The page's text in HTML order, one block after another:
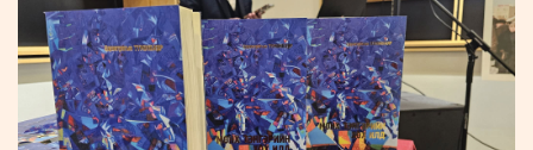
Бүртгүүлэх
Нэвтрэх
Бизнес
хөгжил
Leaderships
forum
ФОТО
УРЛАГ
ҮНДЭСНИЙ
МЭДЭЭЛЛИЙН
ТӨВ
ВИДЕО
ZUUNII
MEDEE
WEEKLY